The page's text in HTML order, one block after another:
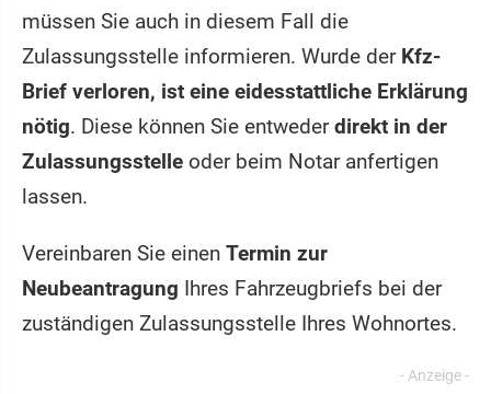
müssen Sie auch in diesem Fall die
Zulassungsstelle informieren. Wurde der Kfz-
Brief verloren, ist eine eidesstattliche Erklärung
nötig. Diese können Sie entwederdirekt in der
Zulassungsstelle oder beim Notar anfertigen
lassen.
Vereinbaren Sie einen Termin zur
Neubeantragung Ihres Fahrzeugbriefs bei der
zuständigen Zulassungsstelle Ihres Wohnortes.